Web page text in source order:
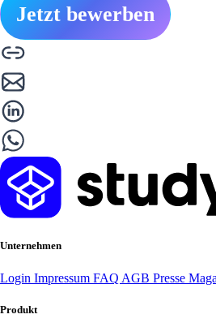
Jetzt bewerben
Unternehmen
Login Impressum FAQ AGB Presse
Produkt